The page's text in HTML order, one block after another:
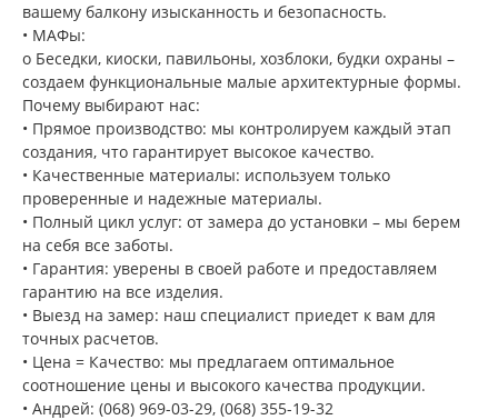
вашему балкону изысканность и безопасность.
• МАФы:
o Беседки, киоски, павильоны, хозблоки, будки охраны –
создаем функциональные малые архитектурные формы.
Почему выбирают нас:
• Прямое производство: мы контролируем каждый этап
создания, что гарантирует высокое качество.
• Качественные материалы: используем только
проверенные и надежные материалы.
• Полный цикл услуг: от замера до установки – мы берем
на себя все заботы.
• Гарантия: уверены в своей работе и предоставляем
гарантию на все изделия.
• Выезд на замер: наш специалист приедет к вам для
точных расчетов.
• Цена = Качество: мы предлагаем оптимальное
соотношение цены и высокого качества продукции.
• Андрей: (068) 969-03-29, (068) 355-19-32